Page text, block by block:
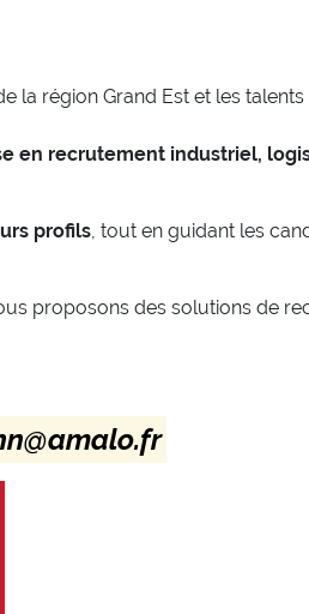
la région Grand Est et les
en recrutement industriel,
profils, tout en guidant les
proposons des solutions de